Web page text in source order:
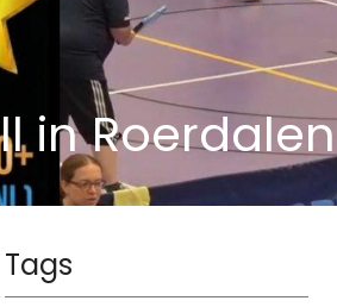
in Roerdalen
Tags